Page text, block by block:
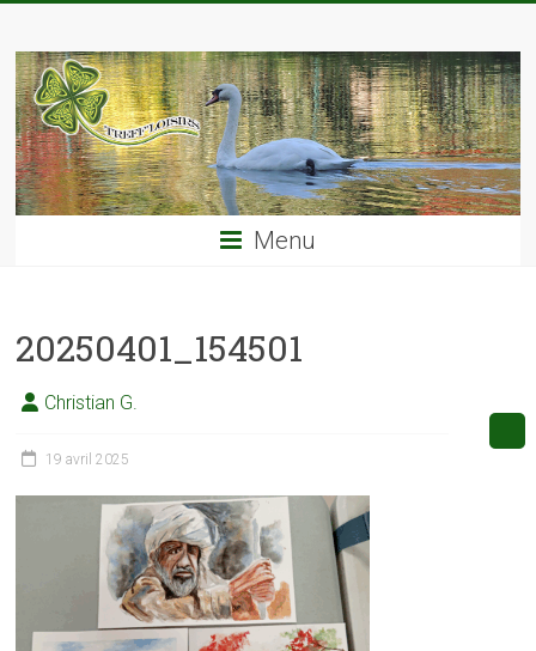
content
TREFF'LOISIRS
Menu
20250401_154501
Christian G.
19 avril 2025